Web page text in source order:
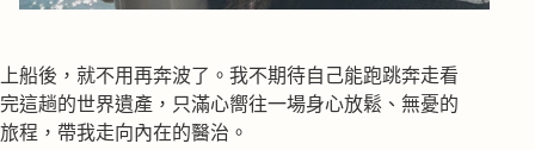
上船後，就不用再奔波了。我不期待自己能跑跳奔走看
完這趟的世界遺產，只滿心嚮往一場身心放鬆、無憂的
旅程，帶我走向內在的醫治。